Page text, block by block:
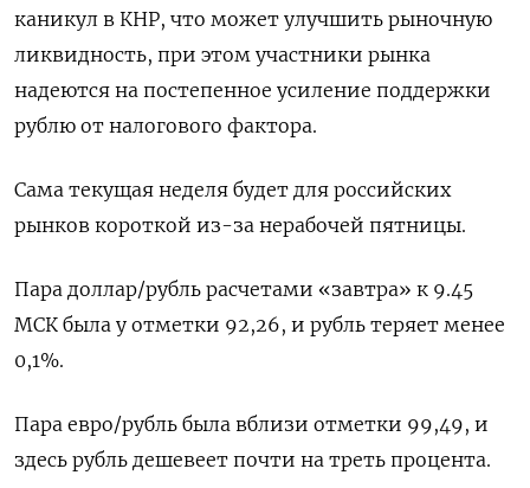
каникул в КНР, что может улучшить рыночную
ликвидность, при этом участники рынка
надеются на постепенное усиление поддержки
рублю от налогового фактора.
Сама текущая неделя будет для российских
рынков короткой из-за нерабочей пятницы.
Пара доллар/рубль расчетами «завтра» к 9.45
МСК была у отметки 92,26, и рубль теряет менее
0,1%.
Пара евро/рубль была вблизи отметки 99,49, и
здесь рубль дешевеет почти на треть процента.